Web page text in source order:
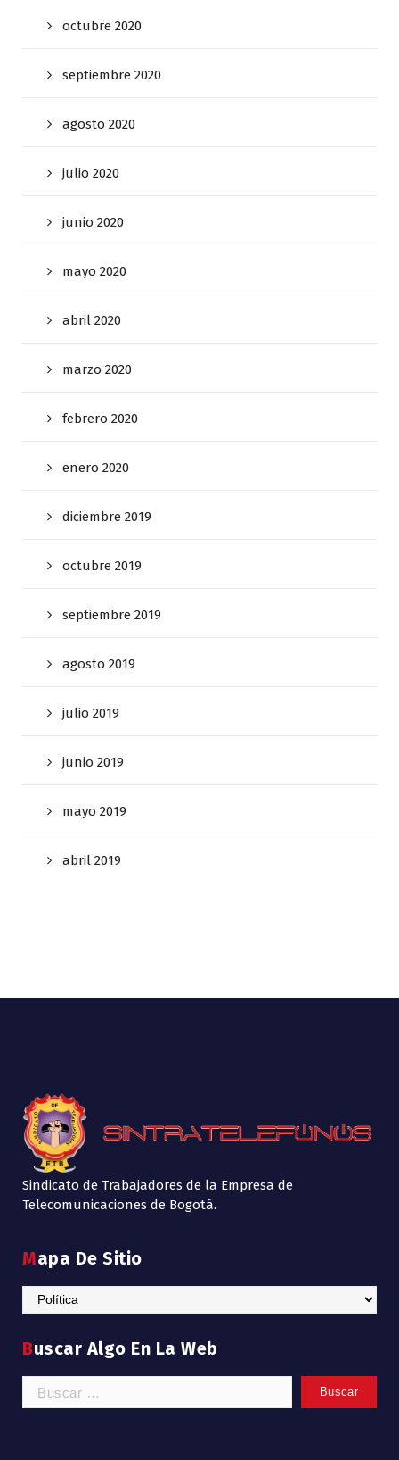
octubre 2020
septiembre 2020
agosto 2020
julio 2020
junio 2020
mayo 2020
abril 2020
marzo 2020
febrero 2020
enero 2020
diciembre 2019
octubre 2019
septiembre 2019
agosto 2019
julio 2019
junio 2019
mayo 2019
abril 2019
Sindicato de Trabajadores de la Empresa de
Telecomunicaciones de Bogotá.
Mapa De Sitio
Mapa
de
Buscar Algo En La Web
Buscar: